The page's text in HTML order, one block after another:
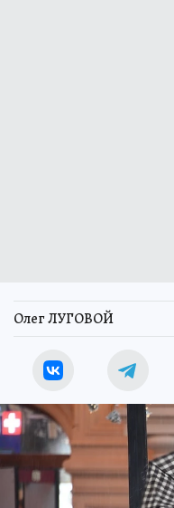
Олег ЛУГОВОЙ